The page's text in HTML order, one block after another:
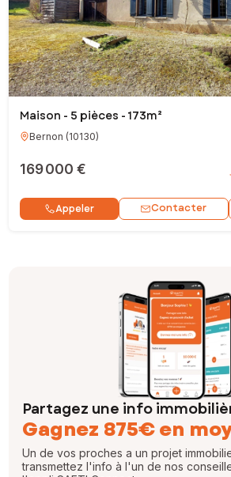
Maison - 5 pièces - 173m²
Bernon (10130)
169 000 €
Appeler Contacter
Partagez une info
Gagnez 875€ en
Un de vos proches a un projet
transmettez l'info à l'un de nos